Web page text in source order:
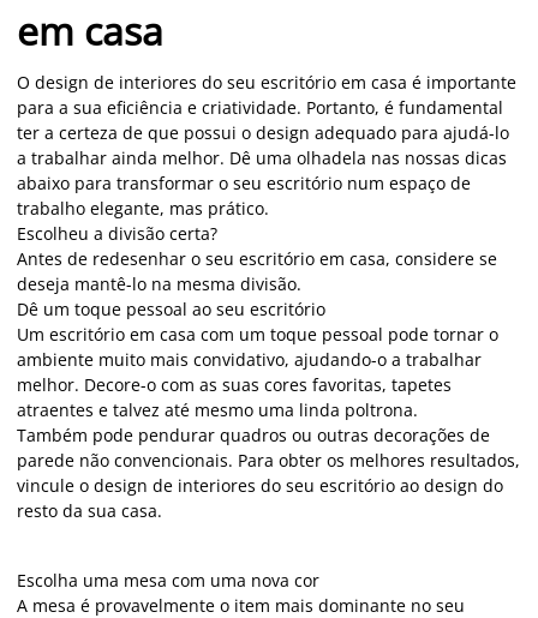
em casa
O design de interiores do seu escritório em casa é importante
para a sua eficiência e criatividade. Portanto, é fundamental
ter a certeza de que possui o design adequado para ajudá-lo
a trabalhar ainda melhor. Dê uma olhadela nas nossas dicas
abaixo para transformar o seu escritório num espaço de
trabalho elegante, mas prático.
Escolheu a divisão certa?
Antes de redesenhar o seu escritório em casa, considere se
deseja mantê-lo na mesma divisão.
Dê um toque pessoal ao seu escritório
Um escritório em casa com um toque pessoal pode tornar o
ambiente muito mais convidativo, ajudando-o a trabalhar
melhor. Decore-o com as suas cores favoritas, tapetes
atraentes e talvez até mesmo uma linda poltrona.
Também pode pendurar quadros ou outras decorações de
parede não convencionais. Para obter os melhores resultados,
vincule o design de interiores do seu escritório ao design do
resto da sua casa.
Escolha uma mesa com uma nova cor
A mesa é provavelmente o item mais dominante no seu